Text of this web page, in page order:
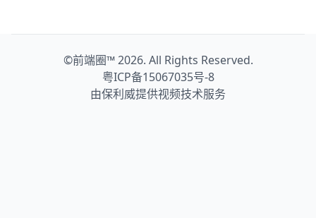
©前端圈™2026. All Rights Reserved.
粤ICP备15067035号-8
由保利威提供视频技术服务